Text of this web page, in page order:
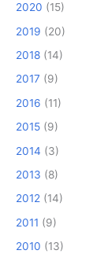
2020 (15)
2019 (20)
2018 (14)
2017 (9)
2016 (11)
2015 (9)
2014 (3)
2013 (8)
2012 (14)
2011 (9)
2010 (13)